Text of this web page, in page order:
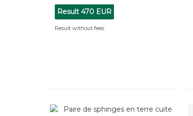
Result 470 EUR
Result without fees